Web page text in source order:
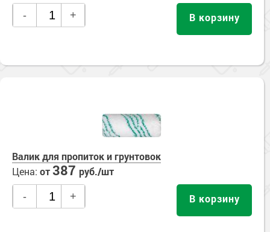
- + В корзину
Валик для пропиток и грунтовок
Цена: от387 руб./шт
- + В корзину